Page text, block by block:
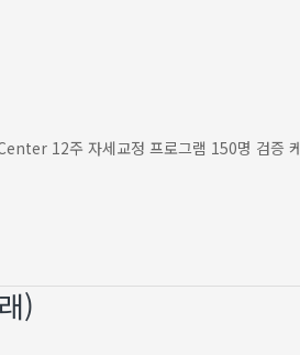
12주 자세교정 프로그램 150명 검증
)